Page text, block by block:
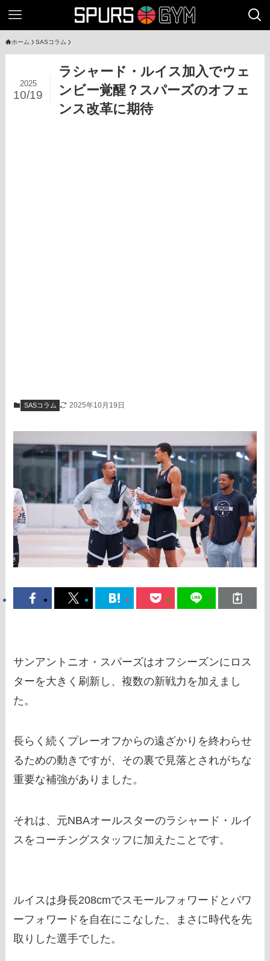
ホーム SASコラム
ラシャード・ルイス加入でウェ
ンビー覚醒？スパーズのオフェ
ンス改革に期待
2025
10/19
SASコラム 2025年10月19日
サンアントニオ・スパーズはオフシーズンにロス
ターを大きく刷新し、複数の新戦力を加えまし
た。
長らく続くプレーオフからの遠ざかりを終わらせ
るための動きですが、その裏で見落とされがちな
重要な補強がありました。
それは、元NBAオールスターのラシャード・ルイ
スをコーチングスタッフに加えたことです。
ルイスは身長208cmでスモールフォワードとパワ
ーフォワードを自在にこなした、まさに時代を先
取りした選手でした。